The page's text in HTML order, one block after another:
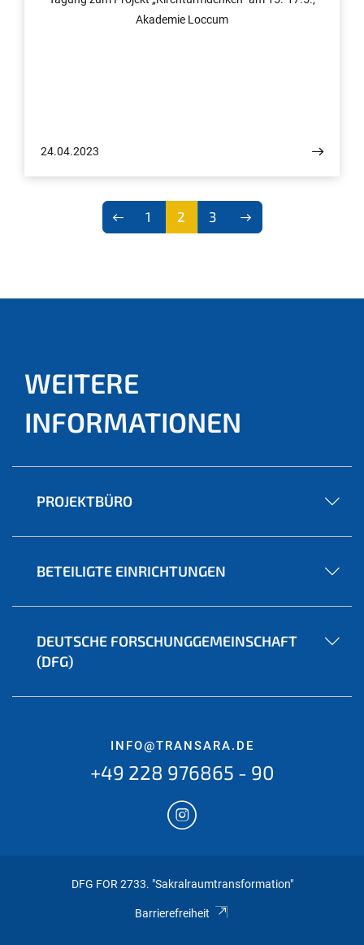
Akademie Loccum
24.04.2023
1
2
3
WEITERE
INFORMATIONEN
PROJEKTBÜRO
BETEILIGTE EINRICHTUNGEN
DEUTSCHE FORSCHUNGGEMEINSCHAFT
(DFG)
INFO@TRANSARA.DE
+49 228 976865 - 90
DFG FOR 2733. "Sakralraumtransformation"
Barrierefreiheit